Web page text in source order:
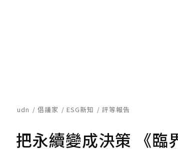
udn 倡議家 ESG新知 評等報告
把永續變成決策 《臨